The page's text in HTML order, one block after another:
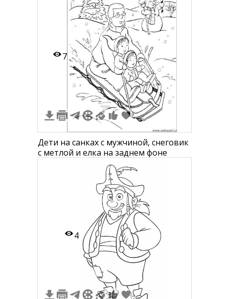
7
Дети на санках с мужчиной, снеговик
с метлой и елка на заднем фоне
4